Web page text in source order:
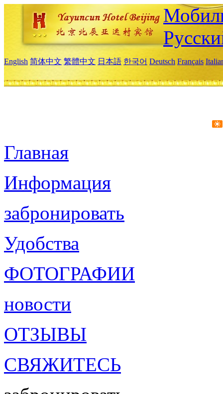
English 简体中文 繁體中文 日本語 한국어 Deutsch Français
Главная
Информация
забронировать
Удобства
ФОТОГРАФИИ
новости
ОТЗЫВЫ
СВЯЖИТЕСЬ